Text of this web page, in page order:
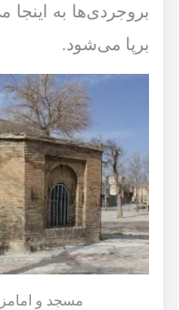
بروجردی‌ها به
برپا می‌شود.
مسجد و